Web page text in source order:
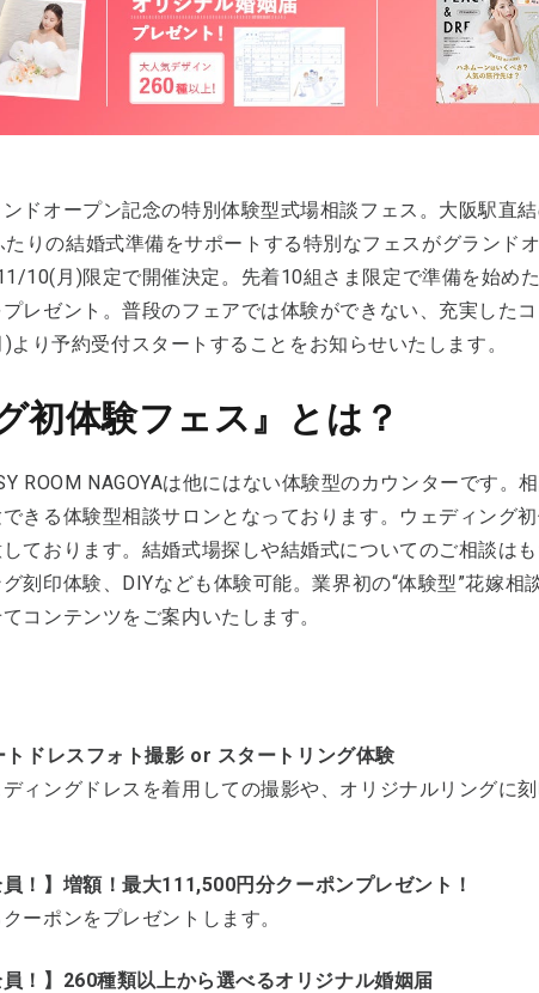
ンドオープン記念の特別体験型式場相談フェス。大阪駅直
たりの結婚式準備をサポートする特別なフェスがグランド
10(月)限定で開催決定。先着10組さま限定で準備を始め
レゼント。普段のフェアでは体験ができない、充実した
り予約受付スタートすることをお知らせいたします。
初体験フェス』とは？
ROOM NAGOYAは他にはない体験型のカウンターです。
きる体験型相談サロンとなっております。ウェディング
ております。結婚式場探しや結婚式についてのご相談は
刻印体験、DIYなども体験可能。業界初の“体験型”花嫁相
コンテンツをご案内いたします。
ドレスフォト撮影 or スタートリング体験
ィングドレスを着用しての撮影や、オリジナルリングに
！】増額！最大111,500円分クーポンプレゼント！
ーポンをプレゼントします。
！】260種類以上から選べるオリジナル婚姻届